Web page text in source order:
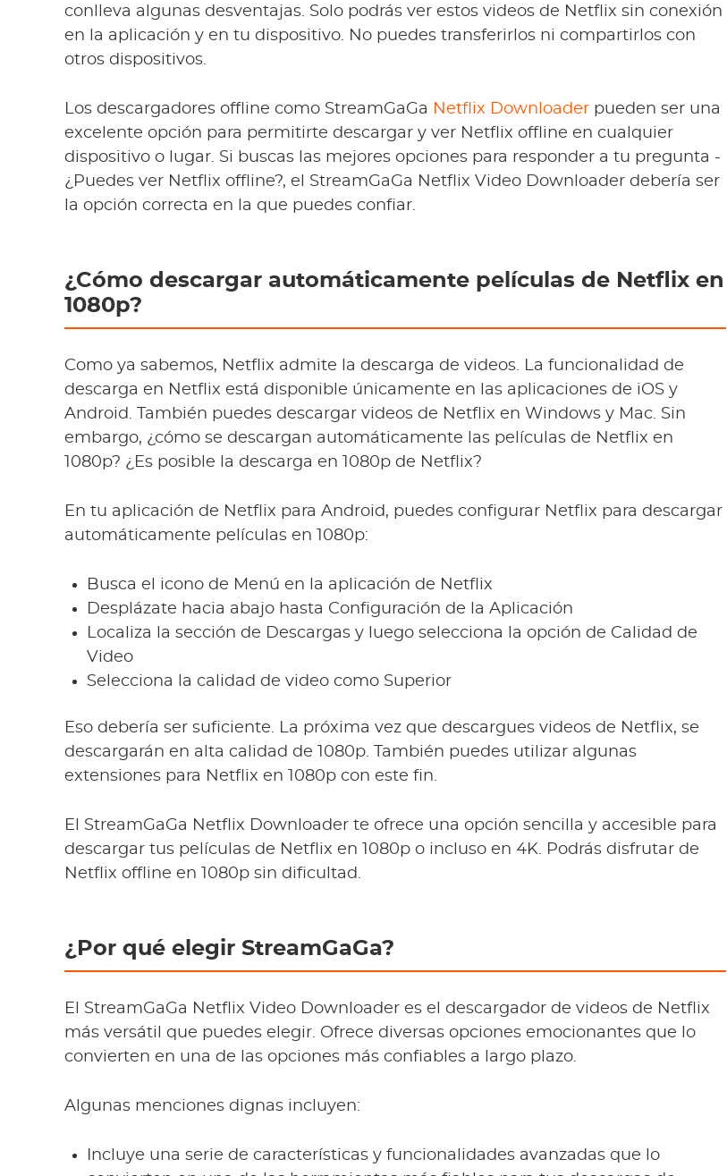
conlleva algunas desventajas. Solo podrás ver estos videos de Netflix sin conexión
en la aplicación y en tu dispositivo. No puedes transferirlos ni compartirlos con
otros dispositivos.
Los descargadores offline como StreamGaGa Netflix Downloader pueden ser una
excelente opción para permitirte descargar y ver Netflix offline en cualquier
dispositivo o lugar. Si buscas las mejores opciones para responder a tu pregunta -
¿Puedes ver Netflix offline?, el StreamGaGa Netflix Video Downloader debería ser
la opción correcta en la que puedes confiar.
¿Cómo descargar automáticamente películas de Netflix en
1080p?
Como ya sabemos, Netflix admite la descarga de videos. La funcionalidad de
descarga en Netflix está disponible únicamente en las aplicaciones de iOS y
Android. También puedes descargar videos de Netflix en Windows y Mac. Sin
embargo, ¿cómo se descargan automáticamente las películas de Netflix en
1080p? ¿Es posible la descarga en 1080p de Netflix?
En tu aplicación de Netflix para Android, puedes configurar Netflix para descargar
automáticamente películas en 1080p:
Busca el icono de Menú en la aplicación de Netflix
Desplázate hacia abajo hasta Configuración de la Aplicación
Localiza la sección de Descargas y luego selecciona la opción de Calidad de
Video
Selecciona la calidad de video como Superior
Eso debería ser suficiente. La próxima vez que descargues videos de Netflix, se
descargarán en alta calidad de 1080p. También puedes utilizar algunas
extensiones para Netflix en 1080p con este fin.
El StreamGaGa Netflix Downloader te ofrece una opción sencilla y accesible para
descargar tus películas de Netflix en 1080p o incluso en 4K. Podrás disfrutar de
Netflix offline en 1080p sin dificultad.
¿Por qué elegir StreamGaGa?
El StreamGaGa Netflix Video Downloader es el descargador de videos de Netflix
más versátil que puedes elegir. Ofrece diversas opciones emocionantes que lo
convierten en una de las opciones más confiables a largo plazo.
Algunas menciones dignas incluyen:
Incluye una serie de características y funcionalidades avanzadas que lo